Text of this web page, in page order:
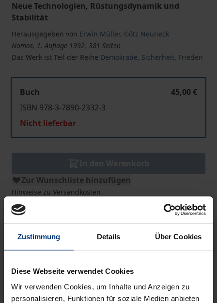
Zustimmung Details Über Cookies
Diese Webseite verwendet Cookies
Wir verwenden Cookies, um Inhalte und Anzeigen zu
personalisieren, Funktionen für soziale Medien anbieten
Neue Technologien, Rüstungsdynamik und
Stabilität
Herausgegeben von Erwin Müller, Götz Neuneck
Nomos, 1. Auflage 1992, 381 Seiten
Das Werk ist Teil der Reihe Demokratie, Sicherheit, Frieden
Buch
45,00 €
ISBN 978-3-7890-2332-3
Nicht lieferbar
Zur Wunschliste hinzufügen
Hinweise zu Versandkosten
Bibliografische Angaben
Auflage
1